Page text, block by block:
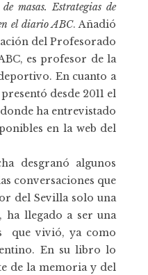
masas. Estrategias de
el diario ABC. Añadió
del Profesorado
es profesor de la
En cuanto a
desde 2011 el
ha entrevistado
en la web del
desgranó algunos
conversaciones que
del Sevilla solo una
ha llegado a ser una
que vivió, ya como
En su libro lo
de la memoria y del